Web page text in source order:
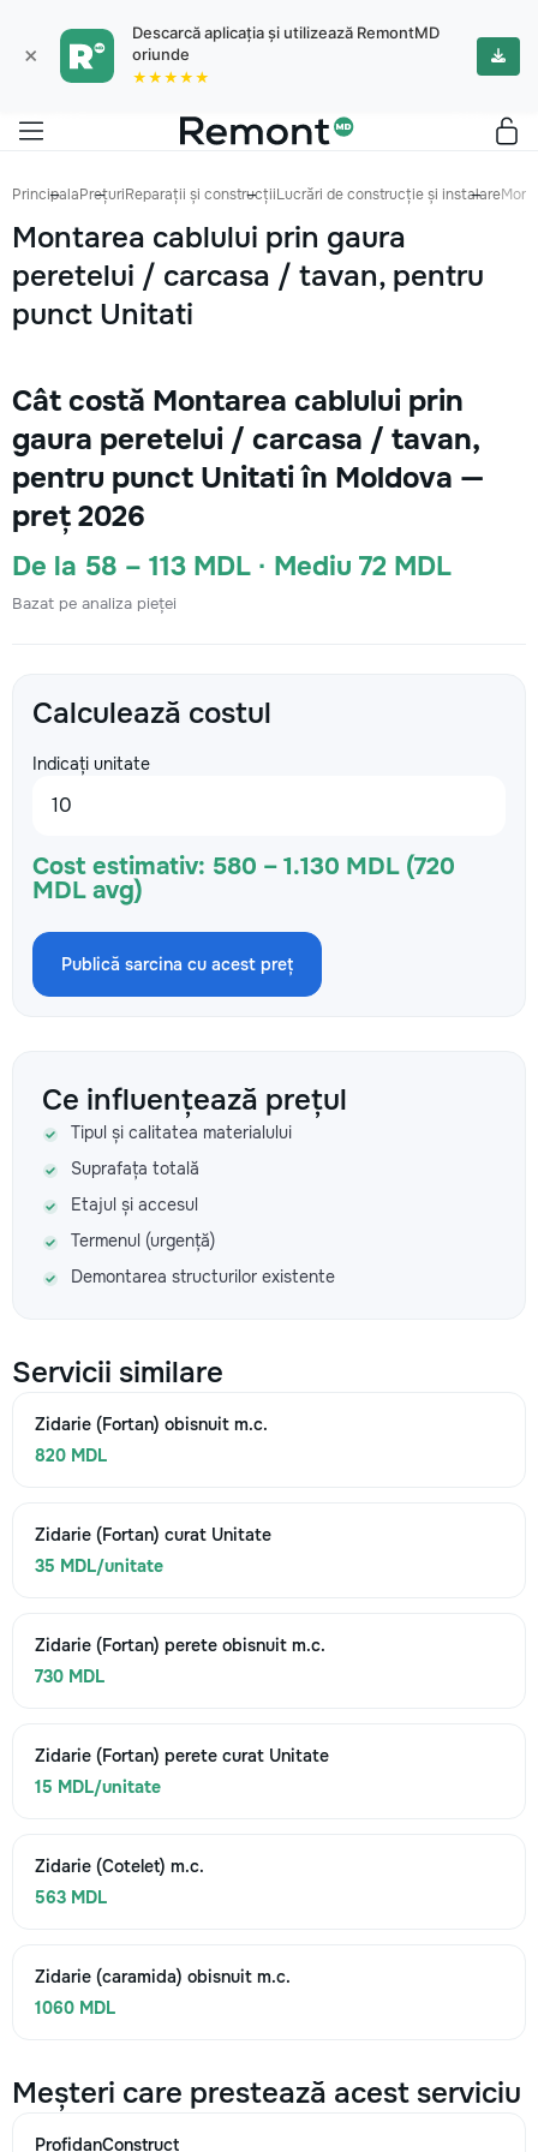
×
Descarcă aplicația și utilizează RemontMD
oriunde
★★★★★
PrincipalaPrețuriReparații și construcțiiLucrări de construcție și instalare
Montarea cablului prin gaura
peretelui / carcasa / tavan, pentru
punct Unitati
Cât costă Montarea cablului prin
gaura peretelui / carcasa / tavan,
pentru punct Unitati în Moldova —
preț 2026
De la 58 – 113 MDL · Mediu 72 MDL
Bazat pe analiza pieței
Calculează costul
Indicați unitate
Cost estimativ: 580 – 1.130 MDL (720
MDL avg)
Publică sarcina cu acest preț
Ce influențează prețul
Tipul și calitatea materialului
Suprafața totală
Etajul și accesul
Termenul (urgență)
Demontarea structurilor existente
Servicii similare
Zidarie (Fortan) obisnuit m.c.
820 MDL
Zidarie (Fortan) curat Unitate
35 MDL/unitate
Zidarie (Fortan) perete obisnuit m.c.
730 MDL
Zidarie (Fortan) perete curat Unitate
15 MDL/unitate
Zidarie (Cotelet) m.c.
563 MDL
Zidarie (caramida) obisnuit m.c.
1060 MDL
Meșteri care prestează acest serviciu
ProfidanConstruct